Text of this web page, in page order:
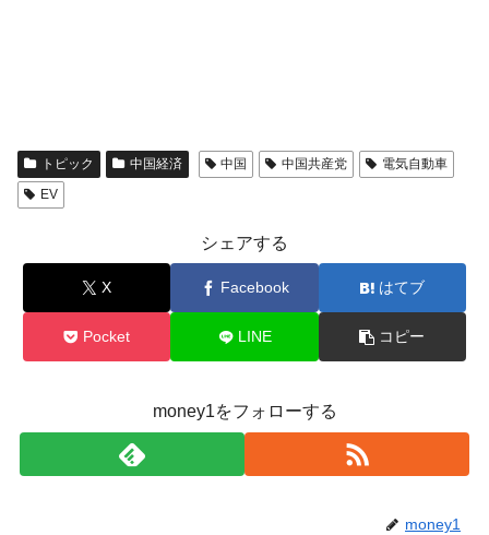
トピック 中国経済 中国 中国共産党
電気自動車
EV
シェアする
X Facebook はてブ
Pocket LINE コピー
money1をフォローする
money1